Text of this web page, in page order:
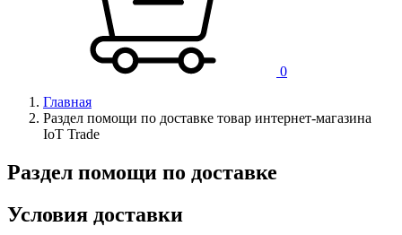
0
Главная
Раздел помощи по доставке товар интернет-магазина
IoT Trade
Раздел помощи по доставке
Условия доставки